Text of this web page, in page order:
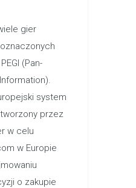
gier
(Pan-
system
przez
w celu
w Europie
o zakupie